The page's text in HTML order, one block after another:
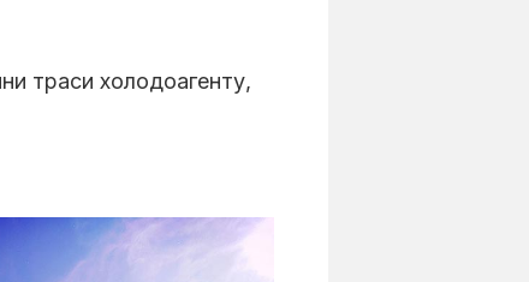
траси холодоагенту,